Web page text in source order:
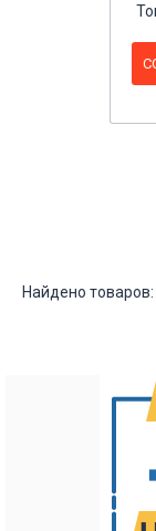
Найдено товаров: